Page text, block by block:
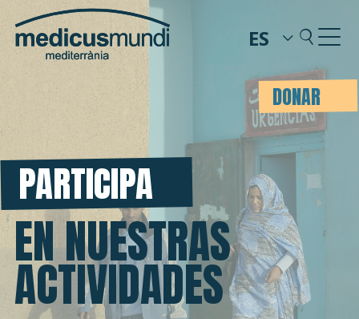
DONAR
ES
PARTICIPA
EN NUESTRAS
ACTIVIDADES